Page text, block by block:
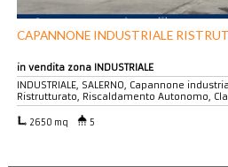
CAPANNONE INDUSTRIALE
in vendita zona INDUSTRIALE
INDUSTRIALE, SALERNO, Capannone
Ristrutturato, Riscaldamento Autonomo,
2650 mq 5